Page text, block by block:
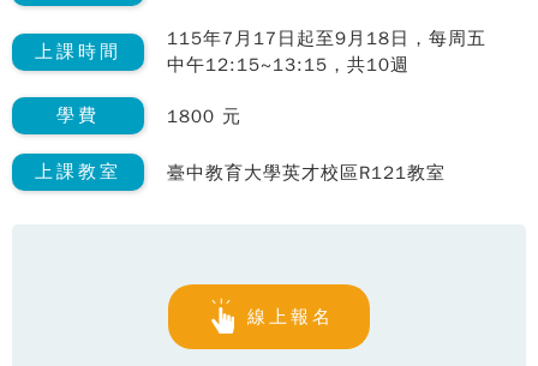
上課時間
115年7月17日起至9月18日，每周五
中午12:15~13:15，共10週
學費 1800 元
上課教室 臺中教育大學英才校區R121教室
線上報名